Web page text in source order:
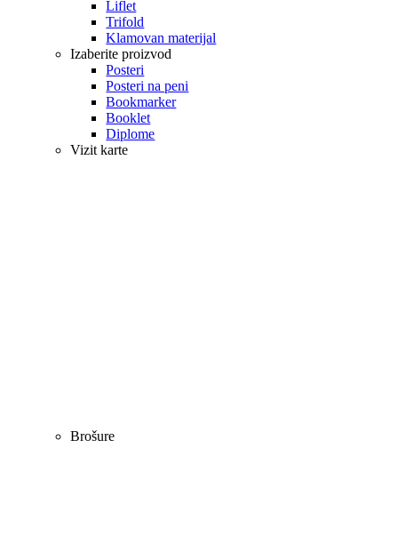
Liflet
Trifold
Klamovan materijal
Izaberite proizvod
Posteri
Posteri na peni
Bookmarker
Booklet
Diplome
Vizit karte
Brošure